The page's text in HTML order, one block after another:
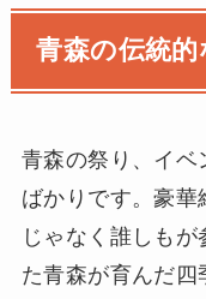
青森の伝統
青森の祭り、イベ
ばかりです。豪華
じゃなく誰しも
た青森が育んだ四